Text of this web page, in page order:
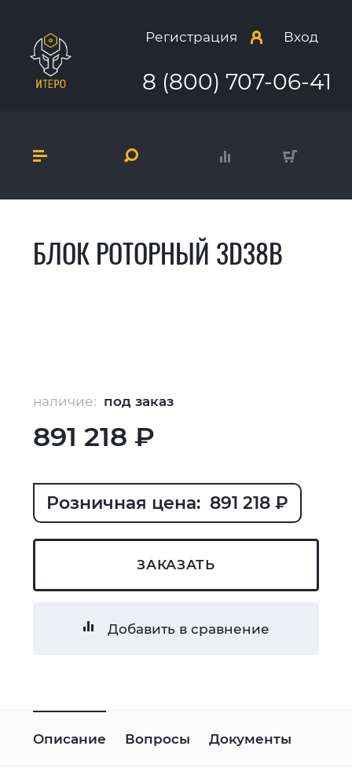
Регистрация Вход
8 (800) 707-06-41
БЛОК РОТОРНЫЙ 3D38B
наличие: под заказ
891 218 ₽
Розничная цена: 891 218 ₽
ЗАКАЗАТЬ
Добавить в сравнение
Описание Вопросы Документы